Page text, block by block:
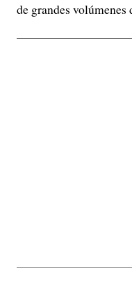
de grandes